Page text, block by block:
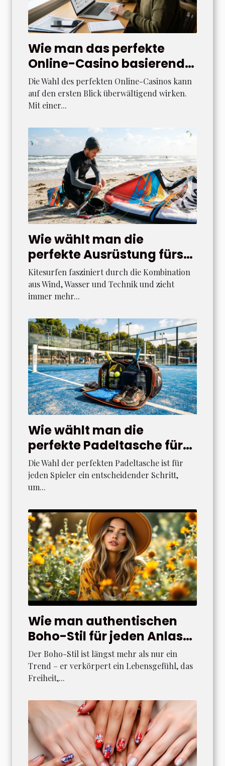
Wie man das perfekte
Online-Casino basierend
auf Benutzererfahrungen
auswählt
Die Wahl des perfekten Online-Casinos kann
auf den ersten Blick überwältigend wirken.
Mit einer...
Wie wählt man die
perfekte Ausrüstung fürs
Kitesurfen aus?
Kitesurfen fasziniert durch die Kombination
aus Wind, Wasser und Technik und zieht
immer mehr...
Wie wählt man die
perfekte Padeltasche für
Ihre Bedürfnisse?
Die Wahl der perfekten Padeltasche ist für
jeden Spieler ein entscheidender Schritt,
um...
Wie man authentischen
Boho-Stil für jeden Anlass
kreiert
Der Boho-Stil ist längst mehr als nur ein
Trend – er verkörpert ein Lebensgefühl, das
Freiheit,...